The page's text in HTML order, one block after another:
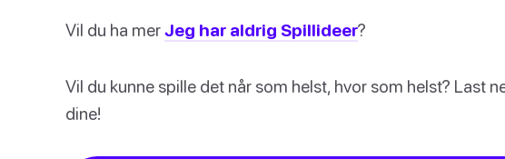
Vil du ha merJeg har aldrig Spillideer?
Vil du kunne spille det når som helst, hvor som helst? Last
dine!